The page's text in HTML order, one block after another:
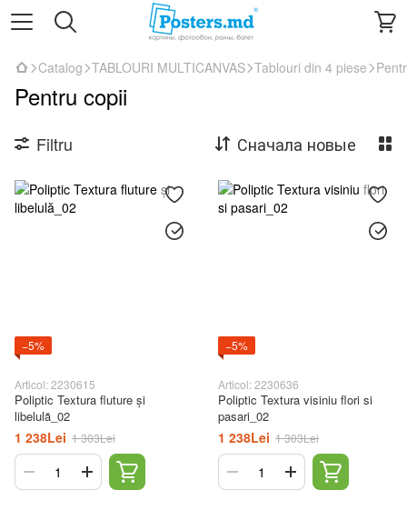
Catalog TABLOURI MULTICANVAS Tablouri din 4 piese
Pentru copii
Filtru Сначала новые
−5%
Articol: 2230615
Poliptic Textura fluture și
libelulă_02
1 238Lei 1 303Lei
−5%
Articol: 2230636
Poliptic Textura visiniu flori si
pasari_02
1 238Lei 1 303Lei